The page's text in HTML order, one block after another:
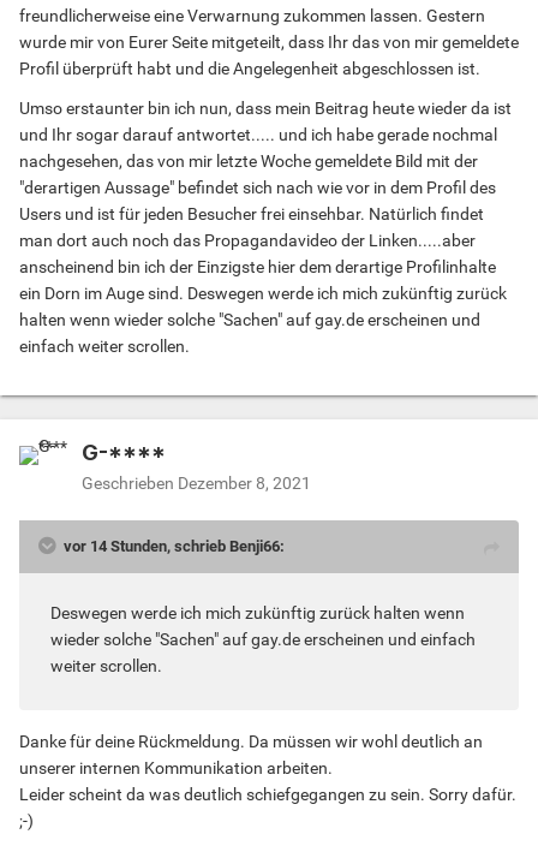
freundlicherweise eine Verwarnung zukommen lassen. Gestern
wurde mir von Eurer Seite mitgeteilt, dass Ihr das von mir gemeldete
Profil überprüft habt und die Angelegenheit abgeschlossen ist.
Umso erstaunter bin ich nun, dass mein Beitrag heute wieder da ist
und Ihr sogar darauf antwortet..... und ich habe gerade nochmal
nachgesehen, das von mir letzte Woche gemeldete Bild mit der
"derartigen Aussage" befindet sich nach wie vor in dem Profil des
Users und ist für jeden Besucher frei einsehbar. Natürlich findet
man dort auch noch das Propagandavideo der Linken.....aber
anscheinend bin ich der Einzigste hier dem derartige Profilinhalte
ein Dorn im Auge sind. Deswegen werde ich mich zukünftig zurück
halten wenn wieder solche "Sachen" auf gay.de erscheinen und
einfach weiter scrollen.
G-****
Geschrieben Dezember 8, 2021
vor 14 Stunden, schrieb Benji66:
Deswegen werde ich mich zukünftig zurück halten wenn
wieder solche "Sachen" auf gay.de erscheinen und einfach
weiter scrollen.
Danke für deine Rückmeldung. Da müssen wir wohl deutlich an
unserer internen Kommunikation arbeiten.
Leider scheint da was deutlich schiefgegangen zu sein. Sorry dafür.
;-)